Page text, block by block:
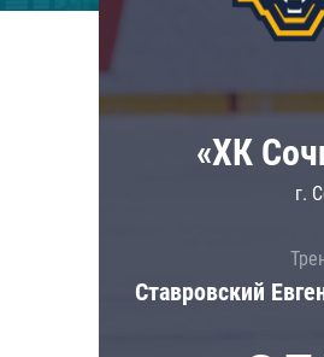
«ХК
г.
Ставровский